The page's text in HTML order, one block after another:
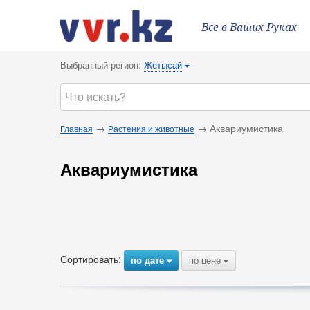
Все в Ваших Руках
Выбранный регион: Жетысай {
Главная → Растения и животные → Аквариумистика
Аквариумистика
Сортировать: по дате{ по цене {